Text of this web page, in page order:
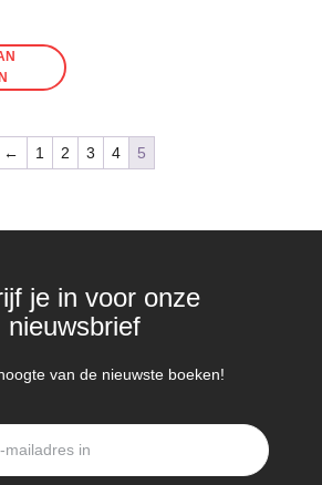
← 1 2 3 4 5
je in voor onze
nieuwsbrief
van de nieuwste boeken!